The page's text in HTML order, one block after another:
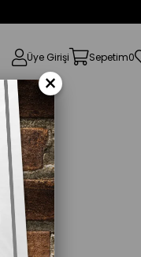
Üye Girişi Sepetim0
×